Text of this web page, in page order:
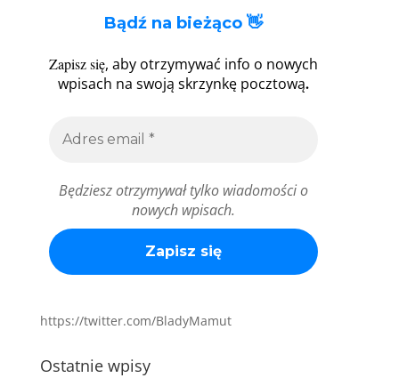
Bądź na bieżąco 👋
Zapisz się, aby otrzymywać info o nowych
wpisach na swoją skrzynkę pocztową.
Będziesz otrzymywał tylko wiadomości o
nowych wpisach.
https://twitter.com/BladyMamut
Ostatnie wpisy